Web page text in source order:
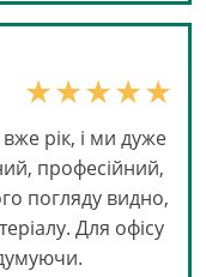
вже рік, і ми дуже
професійний,
погляду видно,
Для офісу